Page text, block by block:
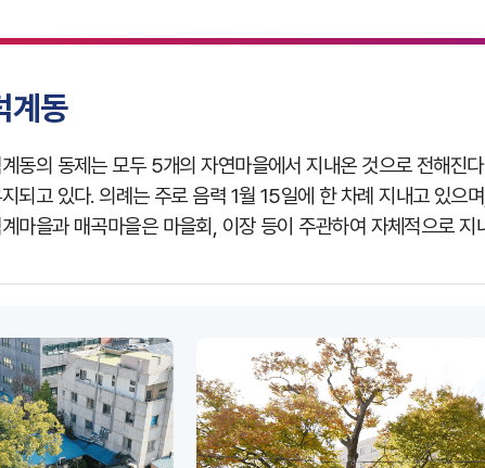
계동
동의 동제는 모두 5개의 자연마을에서 지내온 것으로 전해진
되고 있다. 의례는 주로 음력 1월 15일에 한 차례 지내고 있으
마을과 매곡마을은 마을회, 이장 등이 주관하여 자체적으로